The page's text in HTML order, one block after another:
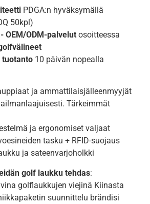
PDGA:n hyväksymällä
50kpl)
OEM/ODM-palvelut osoitteessa
10 päivän nopealla
ja ammattilaisjälleenmyyjät
Tärkeimmät
ja ergonomiset valjaat
tasku + RFID-suojaus
ja sateenvarjoholkki
golf laukku tehdas:
golflaukkujen viejinä Kiinasta
suunnittelu brändisi